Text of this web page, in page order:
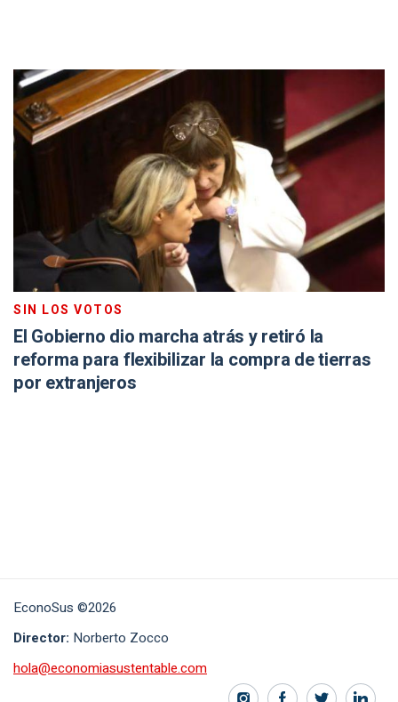
SIN LOS VOTOS
El Gobierno dio marcha atrás y retiró la
reforma para flexibilizar la compra de tierras
por extranjeros
EconoSus ©2026
Director: Norberto Zocco
hola@economiasustentable.com